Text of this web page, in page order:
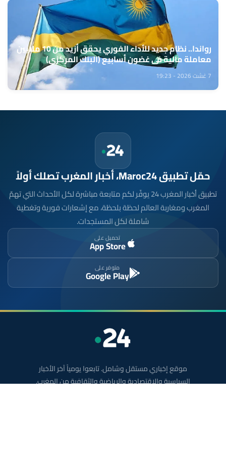
رواندا.. نظام جديد للأداء الفوري يحقق أزيد من 10 ملايين
معاملة مالية في غضون أسابيع (البنك المركزي)
7 غشت 2026 - 19:23
حمّل تطبيق Maroc24، أخبار المغرب تصلك أولاً
تطبيق أخبار المغرب 24 يوفّر لكم متابعة مباشرة لكل الأحداث التي تهمّ
المغرب ومغاربة العالم لحظة بلحظة، مع إشعارات فورية وتغطية
شاملة لكل المستجدات.
تحميل على
App Store
متوفر على
Google Play
موقع إخباري مستقل وشامل. تابعوا يومياً آخر الأخبار
السياسية والاقتصادية والرياضية والثقافية من المغرب.